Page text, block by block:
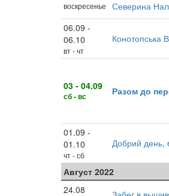
воскресенье
Северина
06.09 -
06.10
вт - чт
Конотопська
03 - 04.09
сб - вс Разом до
01.09 -
01.10
чт - сб
Добрий день,
Август 2022
24.08